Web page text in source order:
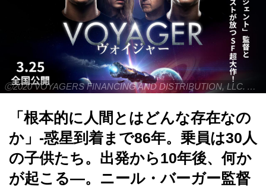
Ⓒ2020 VOYAGERS FINANCING AND DISTRIBUTION, LLC. ALL RIGHTS RESERVED.
「根本的に人間とはどんな存在なの
か」-惑星到着まで86年。乗員は30人
の子供たち。出発から10年後、何か
が起こる―。ニール・バーガー監督